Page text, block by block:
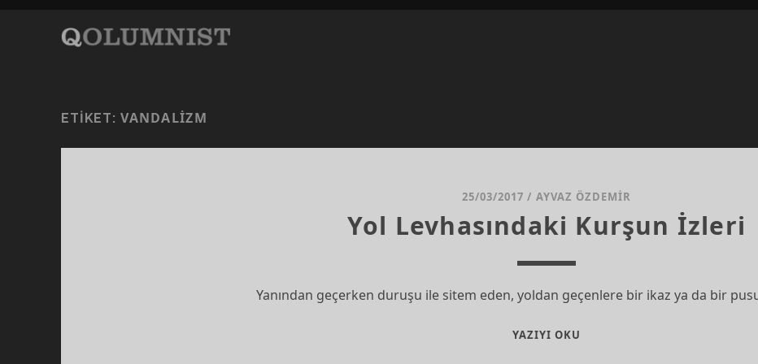
ETIKET:VANDALIZM
25/03/2017 / AYVAZ ÖZDEMIR
Yol Levhasındaki Kurşun İzleri
Yanından geçerken duruşu ile sitem eden, yoldan geçenlere bir ikaz ya da bir
YAZIYI OKU